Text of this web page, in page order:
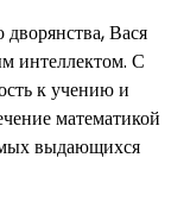
Вася
интеллектом. С
к учению и
математикой
выдающихся